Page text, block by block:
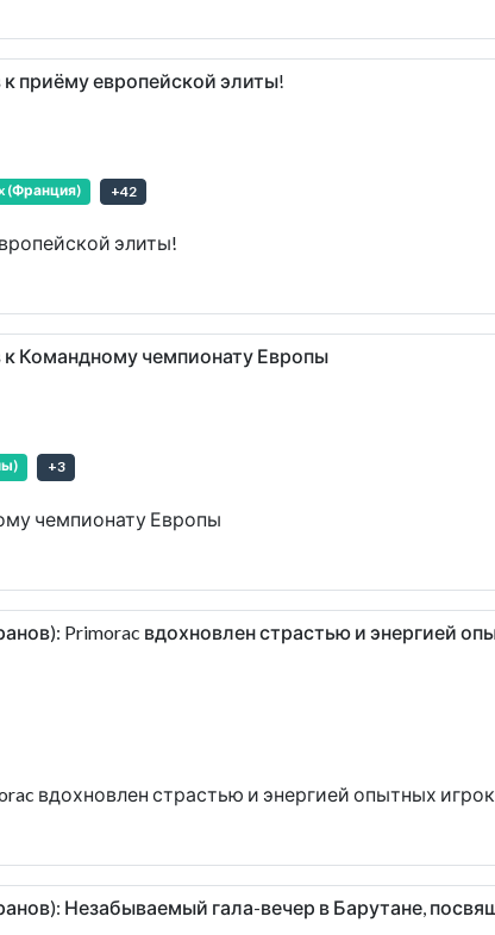
приёму европейской элиты!
(Франция) +42
элиты!
к Командному чемпионату Европы
+3
чемпионату Европы
Primorac вдохновлен страстью и энергией
вдохновлен страстью и энергией опытных
Незабываемый гала-вечер в Барутане,